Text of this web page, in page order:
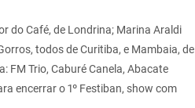
do Café, de Londrina; Marina Araldi
todos de Curitiba, e Mambaia, de
FM Trio, Caburé Canela, Abacate
encerrar o 1º Festiban, show com